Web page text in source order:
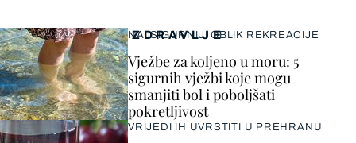
ZDRAVLJE
NAJSIGURNIJI OBLIK REKREACIJE
Vježbe za koljeno u moru: 5
sigurnih vježbi koje mogu
smanjiti bol i poboljšati
pokretljivost
VRIJEDI IH UVRSTITI U PREHRANU